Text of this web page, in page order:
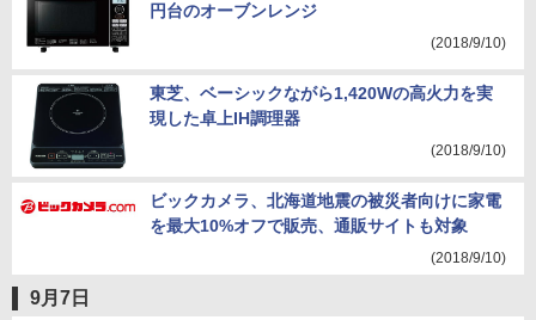
円台のオーブンレンジ
(2018/9/10)
東芝、ベーシックながら1,420Wの高火力を実
現した卓上IH調理器
(2018/9/10)
ビックカメラ、北海道地震の被災者向けに家電
を最大10%オフで販売、通販サイトも対象
(2018/9/10)
9月7日